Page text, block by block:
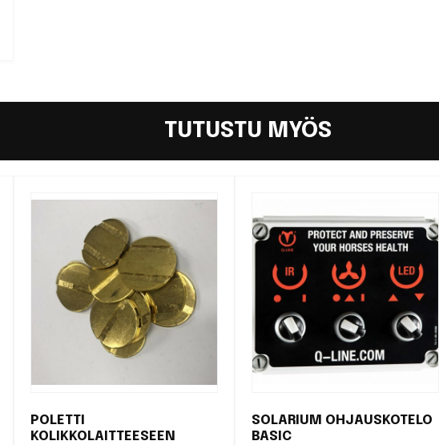
TUTUSTU MYÖS
POLETTI
KOLIKKOLAITTEESEEN
SOLARIUM OHJAUSKOTELO
BASIC